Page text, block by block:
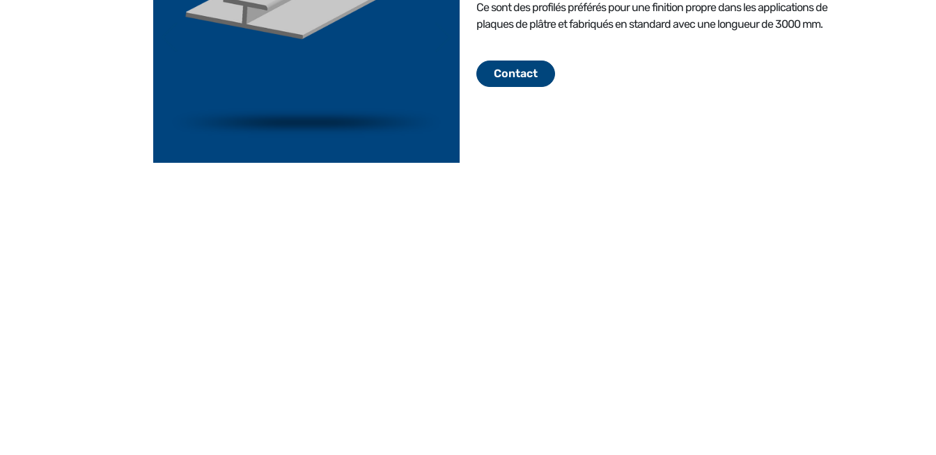
Ce sont des profilés préférés pour une finition propre dans les applications de
plaques de plâtre et fabriqués en standard avec une longueur de 3000 mm.
Contact